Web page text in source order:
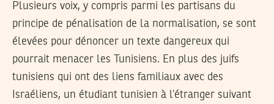
Plusieurs voix, y compris parmi les partisans du
principe de pénalisation de la normalisation, se sont
élevées pour dénoncer un texte dangereux qui
pourrait menacer les Tunisiens. En plus des juifs
tunisiens qui ont des liens familiaux avec des
Israéliens, un étudiant tunisien à l’étranger suivant